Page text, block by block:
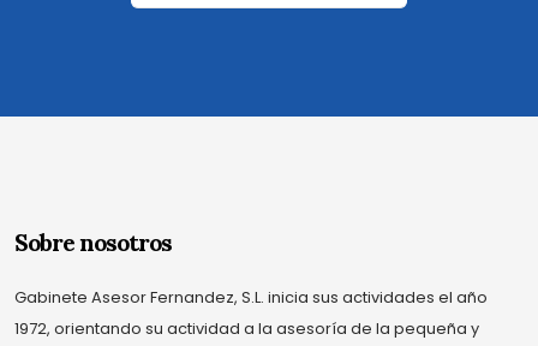
Sobre nosotros
Gabinete Asesor Fernandez, S.L. inicia sus actividades el año
1972, orientando su actividad a la asesoría de la pequeña y